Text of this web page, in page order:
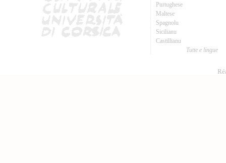
Purtughese
Maltese
Spagnolu
Sicilianu
Castillianu
Tutte e lingue